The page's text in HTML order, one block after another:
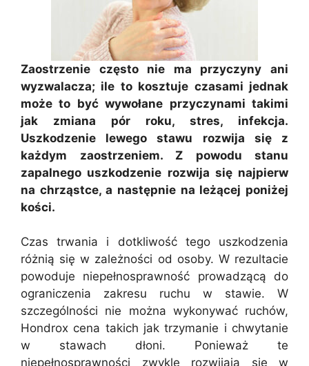
Zaostrzenie często nie ma przyczyny ani
wyzwalacza; ile to kosztuje czasami jednak
może to być wywołane przyczynami takimi
jak zmiana pór roku, stres, infekcja.
Uszkodzenie lewego stawu rozwija się z
każdym zaostrzeniem. Z powodu stanu
zapalnego uszkodzenie rozwija się najpierw
na chrząstce, a następnie na leżącej poniżej
kości.
Czas trwania i dotkliwość tego uszkodzenia
różnią się w zależności od osoby. W rezultacie
powoduje niepełnosprawność prowadzącą do
ograniczenia zakresu ruchu w stawie. W
szczególności nie można wykonywać ruchów,
Hondrox cena takich jak trzymanie i chwytanie
w stawach dłoni. Ponieważ te
niepełnosprawności zwykle rozwijają się w